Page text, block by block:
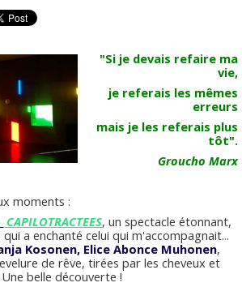
"Si je devais refaire ma
vie,
je referais les mêmes
erreurs
mais je les referais plus
tôt".
Groucho Marx
moments :
CAPILOTRACTEES, un spectacle étonnant,
a enchanté celui qui m'accompagnait...
Kosonen, Elice Abonce Muhonen,
de rêve, tirées par les cheveux et
belle découverte !